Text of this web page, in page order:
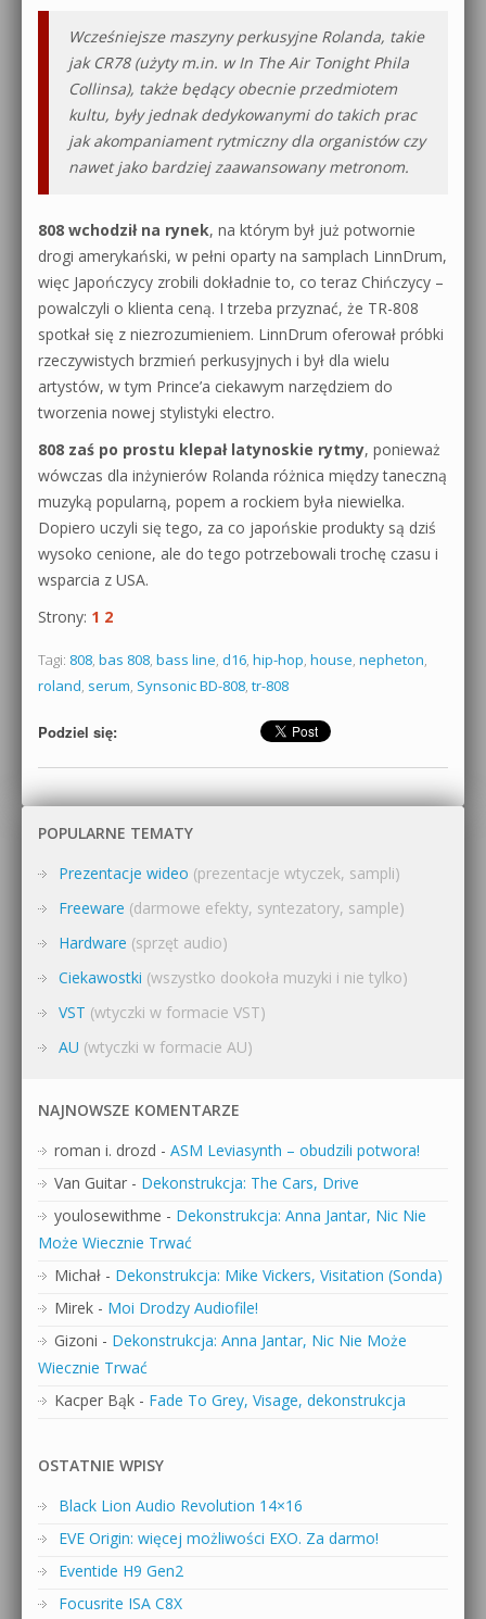
Wcześniejsze maszyny perkusyjne Rolanda, takie
jak CR78 (użyty m.in. w In The Air Tonight Phila
Collinsa), także będący obecnie przedmiotem
kultu, były jednak dedykowanymi do takich prac
jak akompaniament rytmiczny dla organistów czy
nawet jako bardziej zaawansowany metronom.
808 wchodził na rynek, na którym był już potwornie
drogi amerykański, w pełni oparty na samplach LinnDrum,
więc Japończycy zrobili dokładnie to, co teraz Chińczycy –
powalczyli o klienta ceną. I trzeba przyznać, że TR-808
spotkał się z niezrozumieniem. LinnDrum oferował próbki
rzeczywistych brzmień perkusyjnych i był dla wielu
artystów, w tym Prince’a ciekawym narzędziem do
tworzenia nowej stylistyki electro.
808 zaś po prostu klepał latynoskie rytmy, ponieważ
wówczas dla inżynierów Rolanda różnica między taneczną
muzyką popularną, popem a rockiem była niewielka.
Dopiero uczyli się tego, za co japońskie produkty są dziś
wysoko cenione, ale do tego potrzebowali trochę czasu i
wsparcia z USA.
Strony: 1 2
Tagi: 808, bas 808, bass line, d16, hip-hop, house, nepheton,
roland, serum, Synsonic BD-808, tr-808
Podziel się:
POPULARNE TEMATY
Prezentacje wideo (prezentacje wtyczek, sampli)
Freeware (darmowe efekty, syntezatory, sample)
Hardware (sprzęt audio)
Ciekawostki (wszystko dookoła muzyki i nie tylko)
VST (wtyczki w formacie VST)
AU (wtyczki w formacie AU)
NAJNOWSZE KOMENTARZE
roman i. drozd - ASM Leviasynth – obudzili potwora!
Van Guitar - Dekonstrukcja: The Cars, Drive
youlosewithme - Dekonstrukcja: Anna Jantar, Nic Nie
Może Wiecznie Trwać
Michał - Dekonstrukcja: Mike Vickers, Visitation (Sonda)
Mirek - Moi Drodzy Audiofile!
Gizoni - Dekonstrukcja: Anna Jantar, Nic Nie Może
Wiecznie Trwać
Kacper Bąk - Fade To Grey, Visage, dekonstrukcja
OSTATNIE WPISY
Black Lion Audio Revolution 14×16
EVE Origin: więcej możliwości EXO. Za darmo!
Eventide H9 Gen2
Focusrite ISA C8X